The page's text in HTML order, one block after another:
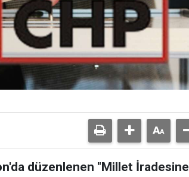
düzenlenen "Millet İradesine